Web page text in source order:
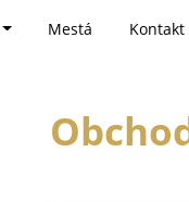
Mestá Kontakt